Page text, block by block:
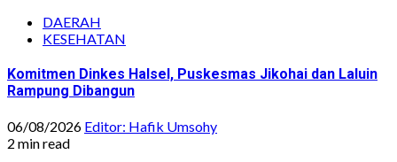
DAERAH
KESEHATAN
Komitmen Dinkes Halsel, Puskesmas Jikohai dan Laluin
Rampung Dibangun
06/08/2026 Editor: Hafik Umsohy
2 min read